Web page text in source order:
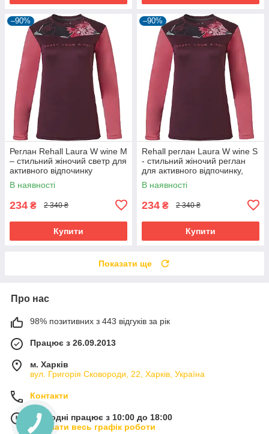
–90%
Реглан Rehall Laura W wine M
– стильний жіночий светр для
активного відпочинку
В наявності
234 ₴ 2 340 ₴
Купити
–90%
Rehall реглан Laura W wine S
- стильний жіночий реглан
для активного відпочинку,
комфортний і модний.
В наявності
234 ₴ 2 340 ₴
Купити
Показати ще
Про нас
98% позитивних з 443 відгуків за рік
Працює з 26.09.2013
м. Харків
вул. Григорія Сковороди, 22, Харків, Україна
Контакти
Сьогодні працює з 10:00 до 18:00
Показати весь графік роботи